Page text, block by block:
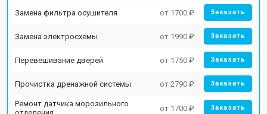
Замена фильтра осушителя от 1700 ₽ Заказать
Замена электросхемы от 1990 ₽ Заказать
Перевешивание дверей от 1750 ₽ Заказать
Прочистка дренажной системы от 2790 ₽ Заказать
Ремонт датчика морозильного
от 1700 ₽ Заказать